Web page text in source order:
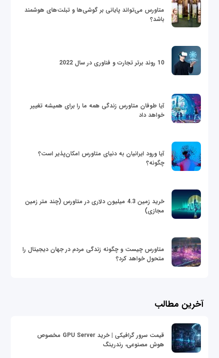
متاورس می‌تواند پایانی بر گوشی‌ها و تبلت‌های هوشمند
باشد؟
10 روند برتر تجارت و فناوری در سال 2022
آیا طوفان متاورس زندگی همه ما را برای همیشه تغییر
خواهد داد
آیا ورود ایرانیان به دنیای متاورس امکان‌پذیر است؟
چگونه؟
خرید زمین 4.3 میلیون دلاری در متاورس (چند متر زمین
مجازی)
متاورس چیست و چگونه زندگی مردم در جهان دیجیتال را
متحول خواهد کرد؟
آخرین مطالب
قیمت سرور گرافیکی | خرید GPU Server مخصوص
هوش مصنوعی، رندرینگ